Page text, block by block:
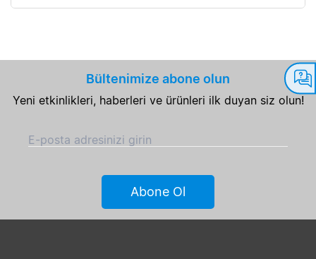
Bültenimize abone olun
Yeni etkinlikleri, haberleri ve ürünleri ilk duyan siz olun!
E-posta adresinizi girin
Abone Ol